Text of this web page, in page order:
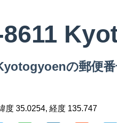
の郵便番
度 35.0254, 経度 135.747